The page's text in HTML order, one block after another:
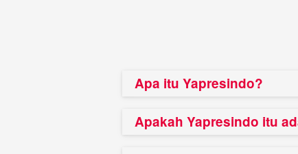
Apa itu Yapresindo?
Apakah Yapresindo itu